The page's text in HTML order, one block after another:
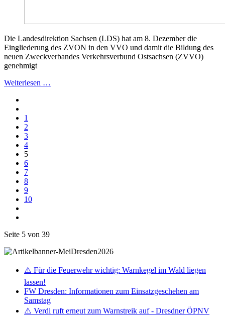
Die Landesdirektion Sachsen (LDS) hat am 8. Dezember die
Eingliederung des ZVON in den VVO und damit die Bildung des
neuen Zweckverbandes Verkehrsverbund Ostsachsen (ZVVO)
genehmigt
Weiterlesen …
1
2
3
4
5
6
7
8
9
10
Seite 5 von 39
⚠️ Für die Feuerwehr wichtig: Warnkegel im Wald liegen
lassen!
FW Dresden: Informationen zum Einsatzgeschehen am
Samstag
⚠️ Verdi ruft erneut zum Warnstreik auf - Dresdner ÖPNV